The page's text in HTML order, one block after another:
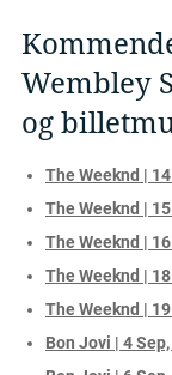
Wembley
og
The Weeknd |
The Weeknd |
The Weeknd |
The Weeknd |
The Weeknd |
Bon Jovi | 4